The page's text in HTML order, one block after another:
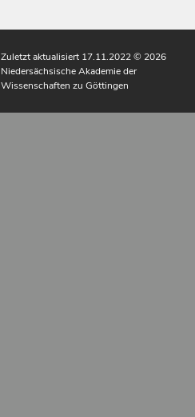
Zuletzt aktualisiert 17.11.2022© 2026
Niedersächsische Akademie der
Wissenschaften zu Göttingen